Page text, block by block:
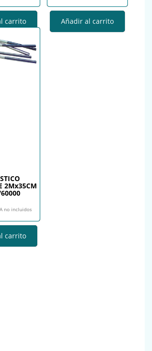
carrito Añadir al carrito
2Mx35CM
no incluidos
carrito